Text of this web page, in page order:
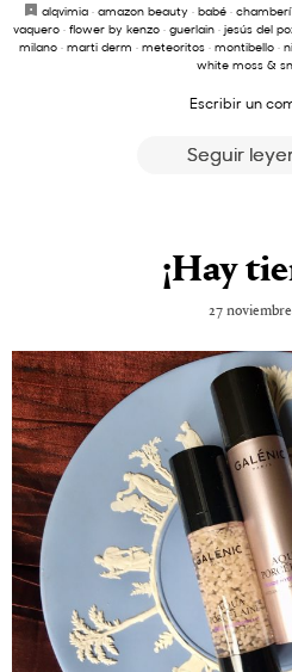
alqvimia · amazon beauty · babé ·
vaquero· flower by kenzo· guerlain· jesús del
milano· marti derm · meteoritos· montibello·
white moss &
Escribir un
Seguir
¡Hay
27